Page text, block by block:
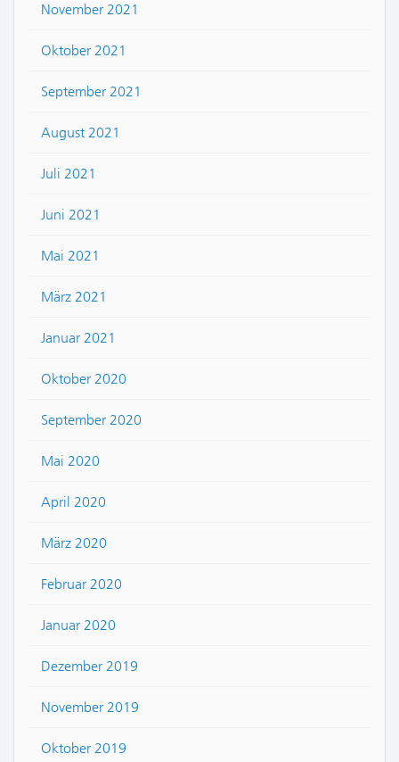
November 2021
Oktober 2021
September 2021
August 2021
Juli 2021
Juni 2021
Mai 2021
März 2021
Januar 2021
Oktober 2020
September 2020
Mai 2020
April 2020
März 2020
Februar 2020
Januar 2020
Dezember 2019
November 2019
Oktober 2019